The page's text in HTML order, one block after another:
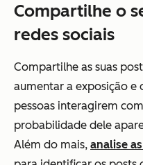
Compartilhe o
redes sociais
Compartilhe as suas
aumentar a exposição e
pessoas interagirem
probabilidade dele
Além do mais, analise